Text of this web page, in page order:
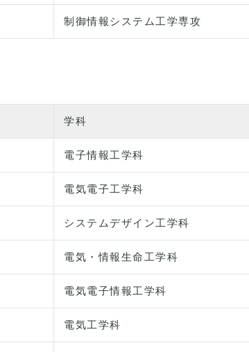
制御情報システム工学専攻
学科
電子情報工学科
電気電子工学科
システムデザイン工学科
電気・情報生命工学科
電気電子情報工学科
電気工学科